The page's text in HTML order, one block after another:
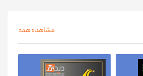
مشاهده همه